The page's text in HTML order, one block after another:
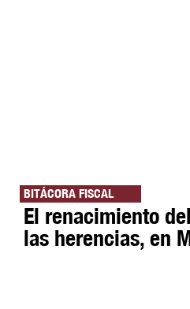
BITÁCORA FISCAL
El renacimiento
las herencias, en